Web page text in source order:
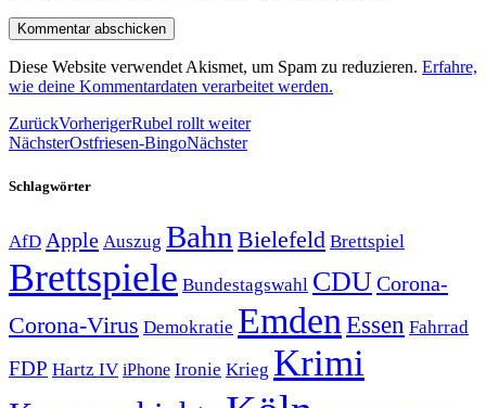
Diese Website verwendet Akismet, um Spam zu reduzieren. Erfahre,
wie deine Kommentardaten verarbeitet werden.
ZurückVorherigerRubel rollt weiter
NächsterOstfriesen-BingoNächster
Schlagwörter
AfD Apple Auszug Bahn Bielefeld Brettspiel
Brettspiele Bundestagswahl CDUCorona-
Corona-Virus Demokratie Emden Essen Fahrrad
FDP Hartz IV iPhone Ironie Krieg Krimi